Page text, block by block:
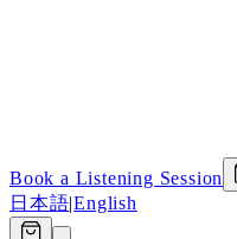
Book a Listening Session
日本語|English